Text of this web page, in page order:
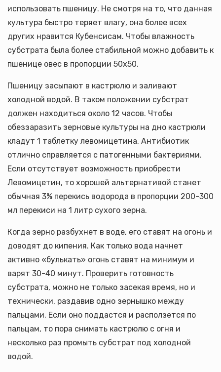
использовать пшеницу. Не смотря на то, что данная
культура быстро теряет влагу, она более всех
других нравится Кубенсисам. Чтобы влажность
субстрата была более стабильной можно добавить к
пшенице овес в пропорции 50х50.
Пшеницу засыпают в кастрюлю и заливают
холодной водой. В таком положении субстрат
должен находиться около 12 часов. Чтобы
обеззаразить зерновые культуры на дно кастрюли
кладут 1 таблетку левомицетина. Антибиотик
отлично справляется с патогенными бактериями.
Если отсутствует возможность приобрести
Левомицетин, то хорошей альтернативой станет
обычная 3% перекись водорода в пропорции 200-300
мл перекиси на 1 литр сухого зерна.
Когда зерно разбухнет в воде, его ставят на огонь и
доводят до кипения. Как только вода начнет
активно «булькать» огонь ставят на минимум и
варят 30-40 минут. Проверить готовность
субстрата, можно не только засекая время, но и
технически, раздавив одно зернышко между
пальцами. Если оно поддастся и расползется по
пальцам, то пора снимать кастрюлю с огня и
несколько раз промыть субстрат под холодной
водой.